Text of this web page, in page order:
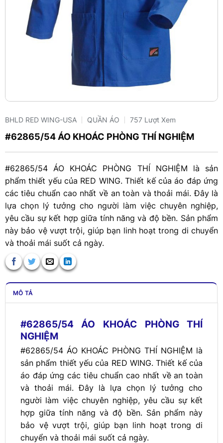
BHLD RED WING-USA QUẦN ÁO 757 Lượt Xem
#62865/54 ÁO KHOÁC PHÒNG THÍ NGHIỆM
#62865/54 ÁO KHOÁC PHÒNG THÍ NGHIỆM là sản
phẩm thiết yếu của RED WING. Thiết kế của áo đáp ứng
các tiêu chuẩn cao nhất về an toàn và thoải mái. Đây là
lựa chọn lý tưởng cho người làm việc chuyên nghiệp,
yêu cầu sự kết hợp giữa tính năng và độ bền. Sản phẩm
này bảo vệ vượt trội, giúp bạn linh hoạt trong di chuyển
và thoải mái suốt cả ngày.
MÔ TẢ
#62865/54 ÁO KHOÁC PHÒNG THÍ
NGHIỆM
#62865/54 ÁO KHOÁC PHÒNG THÍ NGHIỆM là
sản phẩm thiết yếu của RED WING. Thiết kế của
áo đáp ứng các tiêu chuẩn cao nhất về an toàn
và thoải mái. Đây là lựa chọn lý tưởng cho
người làm việc chuyên nghiệp, yêu cầu sự kết
hợp giữa tính năng và độ bền. Sản phẩm này
bảo vệ vượt trội, giúp bạn linh hoạt trong di
chuyển và thoải mái suốt cả ngày.